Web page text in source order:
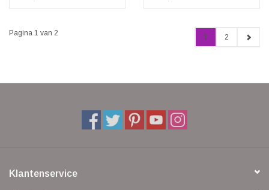
Pagina 1 van 2 1 2
Klantenservice